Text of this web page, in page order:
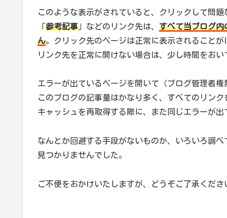
このような表示がされていると、クリックして問
「参考記事 」などのリンク先は、 すべて当ブログ内
ん。クリック先のページは正常に表示されること
リンク先を正常に開けない場合は、少し時間をお
エラーが出ているページを開いて（ブログ管理者
このブログの記事量はかなり多く、すべてのリン
キャッシュを再取得する際に、また同じエラーが
なんとか回避する手段がないものか、いろいろ調
見つかりませんでした。
ご不便をおかけいたしますが、どうぞご了承くだ